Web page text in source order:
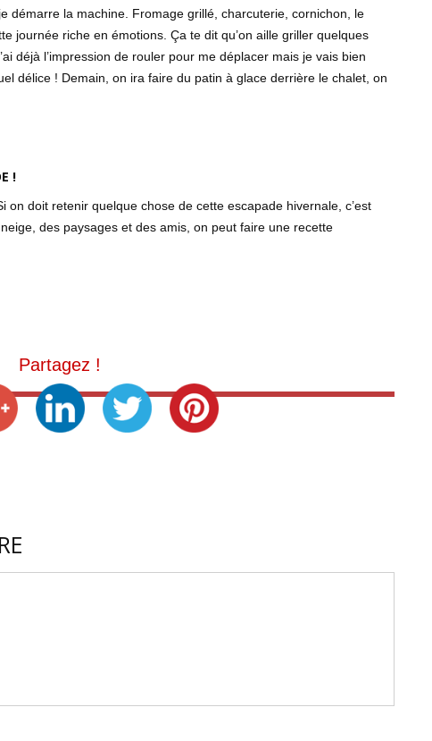
démarre la machine. Fromage grillé, charcuterie, cornichon, le
journée riche en émotions. Ça te dit qu’on aille griller quelques
déjà l’impression de rouler pour me déplacer mais je vais bien
délice ! Demain, on ira faire du patin à glace derrière le chalet, on
!
on doit retenir quelque chose de cette escapade hivernale, c’est
des paysages et des amis, on peut faire une recette
Partagez !